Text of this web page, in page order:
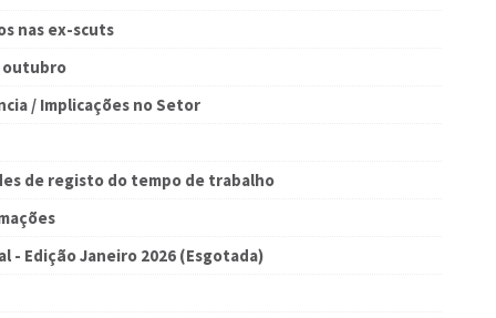
nas ex-scuts
outubro
/ Implicações no Setor
de registo do tempo de trabalho
Edição Janeiro 2026 (Esgotada)